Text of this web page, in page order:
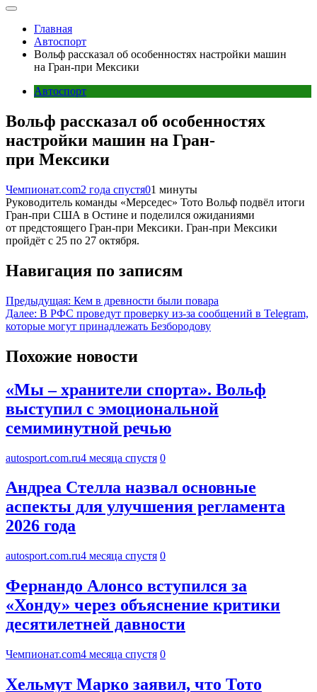
Главная
Автоспорт
Вольф рассказал об особенностях настройки машин
на Гран-при Мексики
Автоспорт
Вольф рассказал об особенностях
настройки машин на Гран-
при Мексики
Чемпионат.com2 года спустя01 минуты
Руководитель команды «Мерседес» Тото Вольф подвёл итоги
Гран-при США в Остине и поделился ожиданиями
от предстоящего Гран-при Мексики. Гран-при Мексики
пройдёт с 25 по 27 октября.
Навигация по записям
Предыдущая: Кем в древности были повара
Далее: В РФС проведут проверку из-за сообщений в Telegram,
которые могут принадлежать Безбородову
Похожие новости
«Мы – хранители спорта». Вольф
выступил с эмоциональной
семиминутной речью
autosport.com.ru4 месяца спустя 0
Андреа Стелла назвал основные
аспекты для улучшения регламента
2026 года
autosport.com.ru4 месяца спустя 0
Фернандо Алонсо вступился за
«Хонду» через объяснение критики
десятилетней давности
Чемпионат.com4 месяца спустя 0
Хельмут Марко заявил, что Тото